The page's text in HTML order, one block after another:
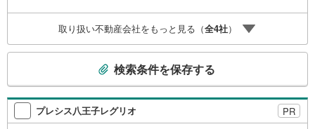
駅徒歩10分の物件です。オートロック設備は防犯性能が高
く安心して生活ができます。バルコニーの広さは10.3平米
です。数ある物件の中から弊社の物件をご覧いただき、あ
取り扱い不動産会社をもっと見る（全4社）
検
索
条
検索条件を保存する
プレシス八王子レグリオ PR